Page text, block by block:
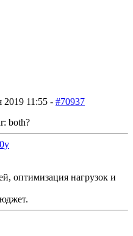
2019 11:55 - #70937
both?
оптимизация нагрузок и